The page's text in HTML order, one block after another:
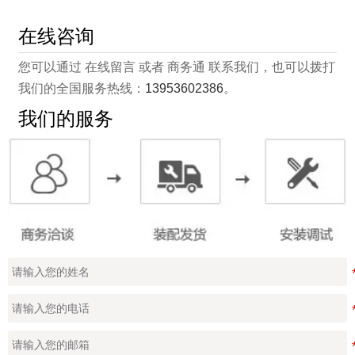
在线咨询
您可以通过 在线留言 或者 商务通 联系我们，也可以拨打
我们的全国服务热线： 13953602386。
我们的服务